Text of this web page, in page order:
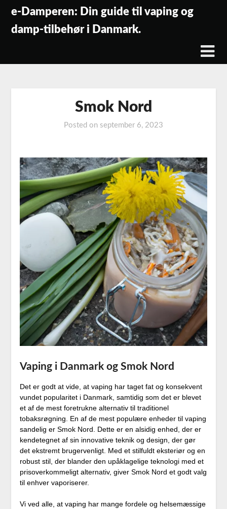
content
e-Damperen: Din guide til vaping og
damp-tilbehør i Danmark.
Smok Nord
Posted on september 6, 2023
Vaping i Danmark og Smok Nord
Det er godt at vide, at vaping har taget fat og konsekvent
vundet popularitet i Danmark, samtidig som det er blevet
et af de mest foretrukne alternativ til traditionel
tobaksrøgning. En af de mest populære enheder til vaping
sandelig er Smok Nord. Dette er en alsidig enhed, der er
kendetegnet af sin innovative teknik og design, der gør
det ekstremt brugervenligt. Med et stilfuldt eksteriør og en
robust stil, der blander den upåklagelige teknologi med et
prisoverkommeligt alternativ, giver Smok Nord et godt valg
til enhver vaporiserer.
Vi ved alle, at vaping har mange fordele og helsemæssige